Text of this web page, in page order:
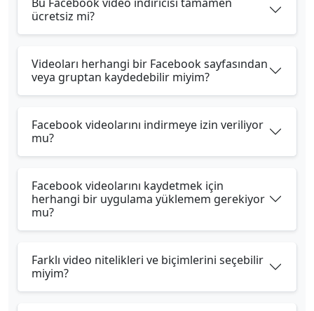
ücretsiz mi?
Videoları herhangi bir Facebook sayfasından
veya gruptan kaydedebilir miyim?
Facebook videolarını indirmeye izin veriliyor
mu?
Facebook videolarını kaydetmek için
herhangi bir uygulama yüklemem gerekiyor
mu?
Farklı video nitelikleri ve biçimlerini seçebilir
miyim?